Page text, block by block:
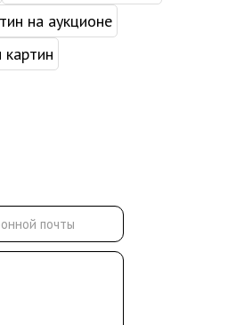
на аукционе
картин